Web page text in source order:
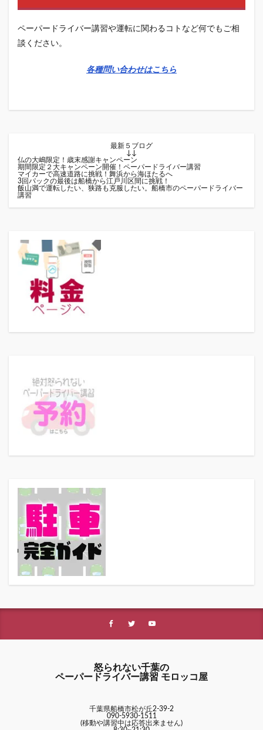
ペーパードライバー講習や運転に関わるコトなど何でもご相
談ください。
各種問い合わせはこちら
最新５ブログ
↓↓
仏の大嶋限定！歳末感謝キャンペーン
期間限定２大キャンペーン開催！ペーパードライバー講習
マイカーで高速道路に挑戦！舞浜から海ほたるへ
3回パックの最後は船橋から江戸川区間に挑戦！
飯山満で運転したい、狭路も克服したい。船橋市のペーパードライバー
講習
怒られない千葉の
ペーパードライバー講習 モロッコ屋
千葉県船橋市松が丘2-39-2
090-5930-1511
(移動や講習中は応答出来ません)